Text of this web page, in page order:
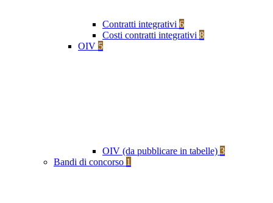
Contratti integrativi 6
Costi contratti integrativi 8
OIV 5
OIV (da pubblicare in tabelle) 3
Bandi di concorso 1